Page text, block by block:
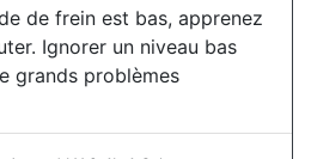
de frein est bas, apprenez
Ignorer un niveau bas
grands problèmes